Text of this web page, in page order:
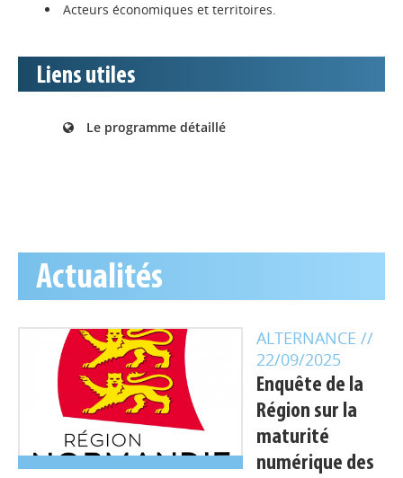
Acteurs économiques et territoires.
Liens utiles
Le programme détaillé
Actualités
ALTERNANCE //
22/09/2025
Enquête de la
Région sur la
maturité
numérique des